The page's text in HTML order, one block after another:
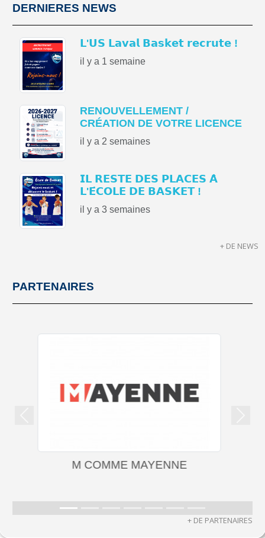
DERNIERES NEWS
𝗟'𝗨𝗦 𝗟𝗮𝘃𝗮𝗹 𝗕𝗮𝘀𝗸𝗲𝘁 𝗿𝗲𝗰𝗿𝘂𝘁𝗲 !
il y a 1 semaine
RENOUVELLEMENT /
CRÉATION DE VOTRE LICENCE
il y a 2 semaines
𝗜𝗟 𝗥𝗘𝗦𝗧𝗘 𝗗𝗘𝗦 𝗣𝗟𝗔𝗖𝗘𝗦 𝗔̀
𝗟'𝗘́𝗖𝗢𝗟𝗘 𝗗𝗘 𝗕𝗔𝗦𝗞𝗘𝗧 !
il y a 3 semaines
+ DE NEWS
PARTENAIRES
CONSEIL DÉPARTEMENTAL DE LA
+ DE PARTENAIRES